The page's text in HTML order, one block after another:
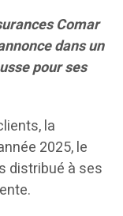
Comar
dans un
pour ses
la
2025, le
distribué à ses